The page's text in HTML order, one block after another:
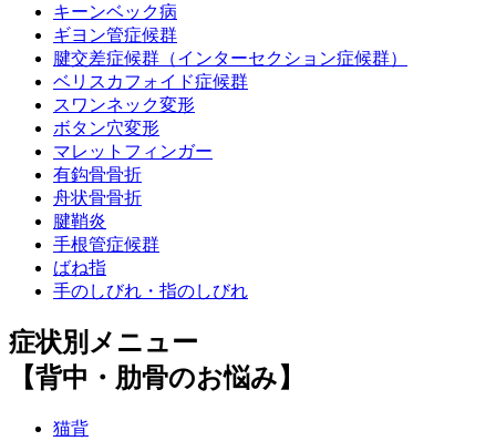
キーンベック病
ギヨン管症候群
腱交差症候群（インターセクション症候群）
ベリスカフォイド症候群
スワンネック変形
ボタン穴変形
マレットフィンガー
有鈎骨骨折
舟状骨骨折
腱鞘炎
手根管症候群
ばね指
手のしびれ・指のしびれ
症状別メニュー
【背中・肋骨のお悩み】
猫背